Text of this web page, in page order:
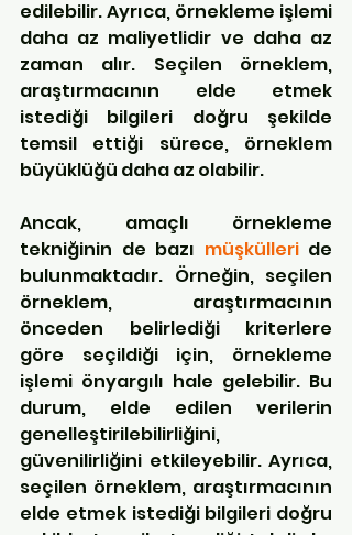
edilebilir. Ayrıca, örnekleme işlemi
daha az maliyetlidir ve daha az
zaman alır. Seçilen örneklem,
araştırmacının elde etmek
istediği bilgileri doğru şekilde
temsil ettiği sürece, örneklem
büyüklüğü daha az olabilir.
Ancak, amaçlı örnekleme
tekniğinin de bazı müşkülleri de
bulunmaktadır. Örneğin, seçilen
örneklem, araştırmacının
önceden belirlediği kriterlere
göre seçildiği için, örnekleme
işlemi önyargılı hale gelebilir. Bu
durum, elde edilen verilerin
genelleştirilebilirliğini,
güvenilirliğini etkileyebilir. Ayrıca,
seçilen örneklem, araştırmacının
elde etmek istediği bilgileri doğru